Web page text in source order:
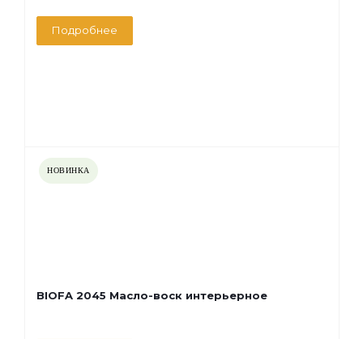
Подробнее
НОВИНКА
BIOFA 2045 Масло-воск интерьерное